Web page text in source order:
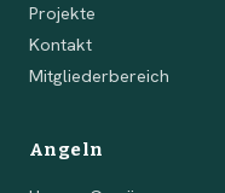
Projekte
Kontakt
Mitgliederbereich
Angeln